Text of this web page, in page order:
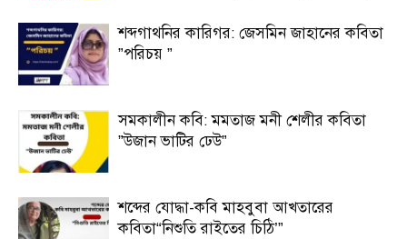
শব্দগাথনির কারিগর: জেসমিন জাহানের কবিতা
”পরিচয় ”
সমকালীন কবি: মমতাজ মনী শেলীর কবিতা
”উজান ভাটির ঢেউ”
শব্দের যোদ্ধা-কবি মাহবুবা আখতারের
কবিতা“নিশুতি রাইতের চিঠি’”